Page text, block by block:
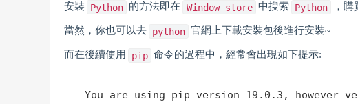
安裝
Python 的方法即在 Window store 中搜索 Python ，
當然，你也可以去 python 官網上下載安裝包後進行安裝~
而在後續使用 pip 命令的過程中，經常會出現如下提示:
You are using pip version 19.0 . 3 , however